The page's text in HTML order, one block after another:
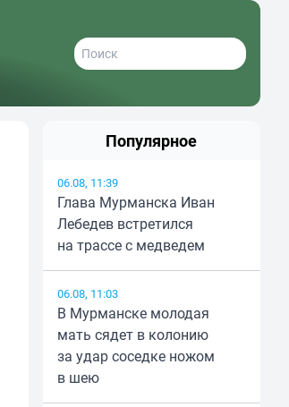
Популярное
06.08, 11:39
Глава Мурманска Иван
Лебедев встретился
на трассе с медведем
06.08, 11:03
В Мурманске молодая
мать сядет в колонию
за удар соседке ножом
в шею